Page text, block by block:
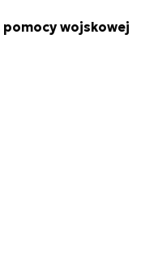
wojskowej